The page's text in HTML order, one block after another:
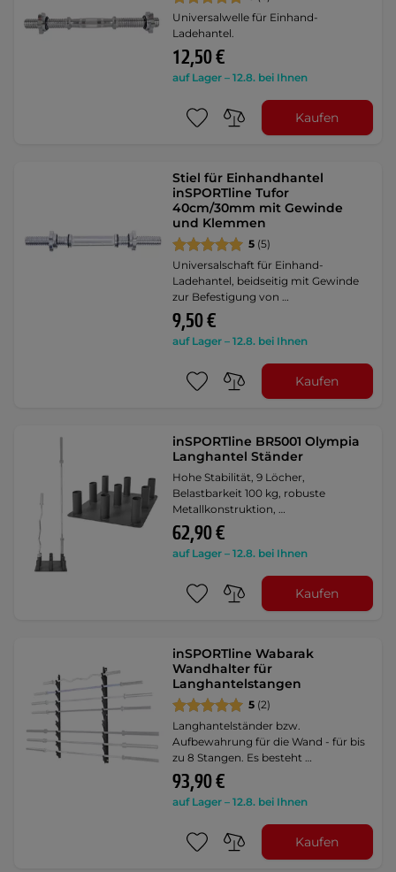
Universalwelle für Einhand-
Ladehantel.
12,50 €
auf Lager – 12.8. bei Ihnen
Kaufen
Stiel für Einhandhantel
inSPORTline Tufor
40cm/30mm mit Gewinde
und Klemmen
5 (5)
Universalschaft für Einhand-
Ladehantel, beidseitig mit Gewinde
zur Befestigung von …
9,50 €
auf Lager – 12.8. bei Ihnen
Kaufen
inSPORTline BR5001 Olympia
Langhantel Ständer
Hohe Stabilität, 9 Löcher,
Belastbarkeit 100 kg, robuste
Metallkonstruktion, …
62,90 €
auf Lager – 12.8. bei Ihnen
Kaufen
inSPORTline Wabarak
Wandhalter für
Langhantelstangen
5 (2)
Langhantelständer bzw.
Aufbewahrung für die Wand - für bis
zu 8 Stangen. Es besteht …
93,90 €
auf Lager – 12.8. bei Ihnen
Kaufen